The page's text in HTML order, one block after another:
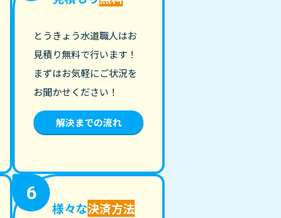
とうきょう水道職人はお
見積り無料で行います！
まずはお気軽にご状況を
お聞かせください！
解決までの流れ
6
様々な決済方法